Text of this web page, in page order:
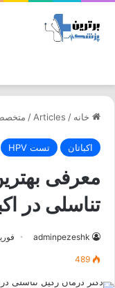
خانه /
Articles
/
اکباتان تست HPV
معرفی
تناسلی در
adminpezeshk فوریه 2,
489